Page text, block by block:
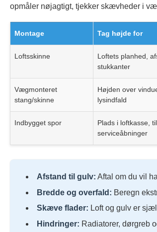
opmåler nøjagtigt, tjekker skævheder i
Montage Tag højde for
Loftsskinne
Loftets planhed,
stukkanter
Vægmonteret
stang/skinne
Højden over
lysindfald
Indbygget spor
Plads i loftkasse,
serviceåbninger
Afstand til gulv: Aftal om du vil
Bredde og overfald: Beregn
Skæve flader: Loft og gulv er
Hindringer: Radiatorer, dørgreb